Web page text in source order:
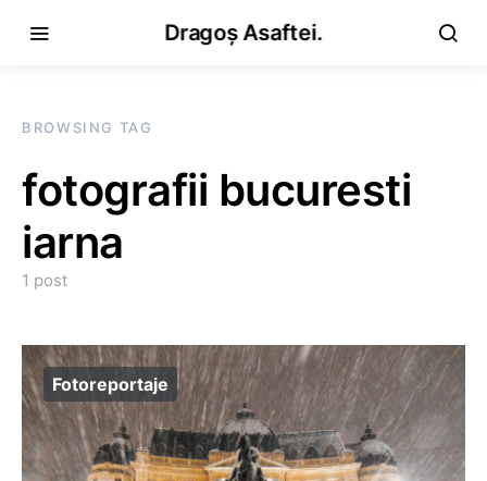
Dragoș Asaftei.
BROWSING TAG
fotografii bucuresti
iarna
1 post
Fotoreportaje